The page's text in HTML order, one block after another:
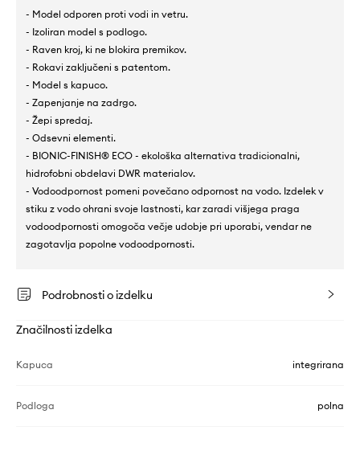
- Model odporen proti vodi in vetru.
- Izoliran model s podlogo.
- Raven kroj, ki ne blokira premikov.
- Rokavi zaključeni s patentom.
- Model s kapuco.
- Zapenjanje na zadrgo.
- Žepi spredaj.
- Odsevni elementi.
- BIONIC-FINISH® ECO - ekološka alternativa tradicionalni,
hidrofobni obdelavi DWR materialov.
- Vodoodpornost pomeni povečano odpornost na vodo. Izdelek v
stiku z vodo ohrani svoje lastnosti, kar zaradi višjega praga
vodoodpornosti omogoča večje udobje pri uporabi, vendar ne
zagotavlja popolne vodoodpornosti.
Podrobnosti o izdelku
Značilnosti izdelka
Kapuca integrirana
Podloga polna